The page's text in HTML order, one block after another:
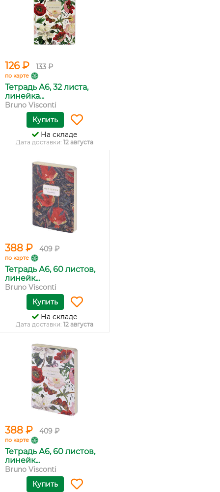
126 ₽ 133 ₽
по карте
Тетрадь А6, 32 листа,
линейка...
Bruno Visconti
Купить
На складе
Дата доставки: 12 августа
388 ₽ 409 ₽
по карте
Тетрадь А6, 60 листов,
линейк...
Bruno Visconti
Купить
На складе
Дата доставки: 12 августа
388 ₽ 409 ₽
по карте
Тетрадь А6, 60 листов,
линейк...
Bruno Visconti
Купить